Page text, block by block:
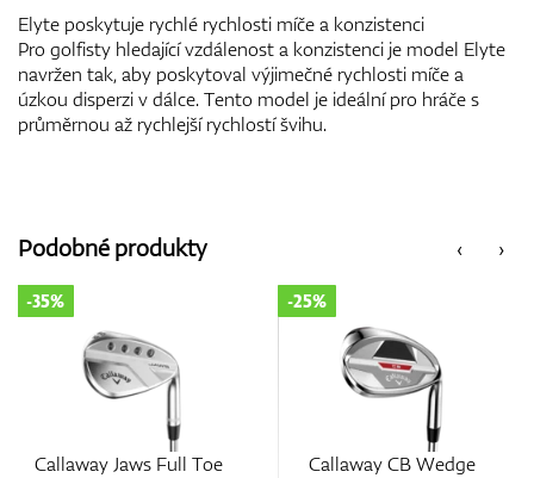
Elyte poskytuje rychlé rychlosti míče a konzistenci
Pro golfisty hledající vzdálenost a konzistenci je model Elyte
navržen tak, aby poskytoval výjimečné rychlosti míče a
úzkou disperzi v dálce. Tento model je ideální pro hráče s
průměrnou až rychlejší rychlostí švihu.
‹
Podobné produkty ›
Callaway CB Wedge
Callaway Opus SP